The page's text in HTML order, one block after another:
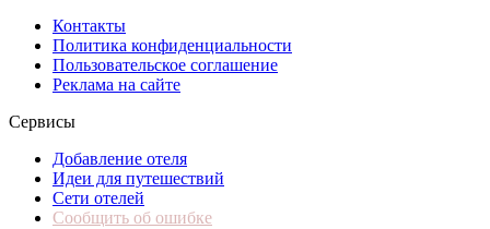
Контакты
Политика конфиденциальности
Пользовательское соглашение
Реклама на сайте
Сервисы
Добавление отеля
Идеи для путешествий
Сети отелей
Сообщить об ошибке